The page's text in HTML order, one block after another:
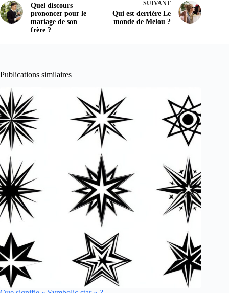
Quel discours
prononcer pour le
mariage de son
frère ?
SUIVANT
Qui est derrière Le
monde de Melou ?
Publications similaires